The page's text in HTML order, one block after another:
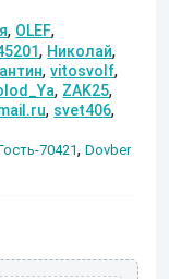
, OLEF,
, Николай,
,vitosvolf,
, ZAK25,
, svet406,
70421,Dovber